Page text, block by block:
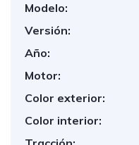
Modelo:
Versión:
Año:
Motor:
Color exterior:
Color interior: